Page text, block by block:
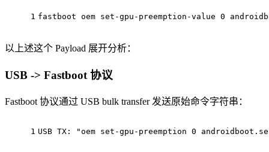
1 fastboot oem set-gpu-preemption-value 0
以上述这个 Payload 展开分析：
USB -> Fastboot 协议
Fastboot 协议通过 USB bulk transfer 发送原始命令字符串：
1 USB TX: "oem set-gpu-preemption 0